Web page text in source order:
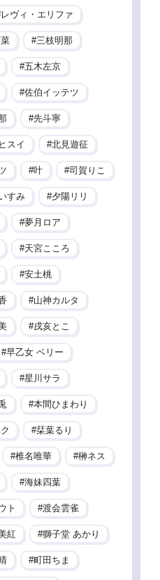
レヴィ・エリファ
三枝明那
五木左京
佐伯イッテツ
先斗寧
スイ 北見遊征
叶 司賀りこ
すみ 夕陽リリ
夢月ロア
天宮こころ
安土桃
山神カルタ
戌亥とこ
早乙女 ベリー
星川サラ
本間ひまわり
栞葉るり
椎名唯華 榊ネス
海妹四葉
ト 渡会雲雀
紅 獅子堂 あかり
町田ちま